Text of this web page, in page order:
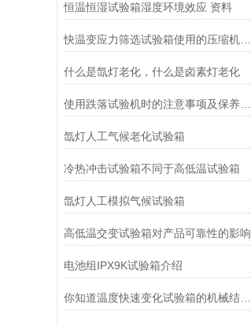
恒温恒湿试验箱湿度环境效应 资料
快温变应力筛选试验箱使用的压缩机有几种
什么是氙灯老化，什么是卤素灯老化
使用跌落试验机时的注意事项及保养方法看完便知
氙灯人工气候老化试验箱
冷热冲击试验箱不同于高低温试验箱
氙灯人工模拟气候试验箱
高低温交变试验箱对产品可靠性的影响
电池组IPX9K试验箱介绍
你知道温度快速变化试验箱的机械结构组成么